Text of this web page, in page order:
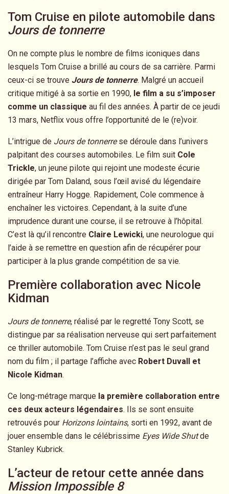
Tom Cruise en pilote automobile dans
Jours de tonnerre
On ne compte plus le nombre de films iconiques dans
lesquels Tom Cruise a brillé au cours de sa carrière. Parmi
ceux-ci se trouve Jours de tonnerre. Malgré un accueil
critique mitigé à sa sortie en 1990, le film a su s’imposer
comme un classique au fil des années. À partir de ce jeudi
13 mars, Netflix vous offre l’opportunité de le (re)voir.
L’intrigue de Jours de tonnerrese déroule dans l’univers
palpitant des courses automobiles. Le film suit Cole
Trickle, un jeune pilote qui rejoint une modeste écurie
dirigée par Tom Daland, sous l’œil avisé du légendaire
entraîneur Harry Hogge. Rapidement, Cole commence à
enchaîner les victoires. Cependant, à la suite d’une
imprudence durant une course, il se retrouve à l’hôpital.
C’est là qu’il rencontre Claire Lewicki, une neurologue qui
l’aide à se remettre en question afin de récupérer pour
participer à la plus grande compétition de sa vie.
Première collaboration avec Nicole
Kidman
Jours de tonnerre, réalisé par le regretté Tony Scott, se
distingue par sa réalisation nerveuse qui sert parfaitement
ce thriller automobile. Tom Cruise n’est pas le seul grand
nom du film ; il partage l’affiche avec Robert Duvall et
Nicole Kidman.
Ce long-métrage marque la première collaboration entre
ces deux acteurs légendaires. Ils se sont ensuite
retrouvés pour Horizons lointains, sorti en 1992, avant de
jouer ensemble dans le célébrissime Eyes Wide Shutde
Stanley Kubrick.
L’acteur de retour cette année dans
Mission Impossible 8